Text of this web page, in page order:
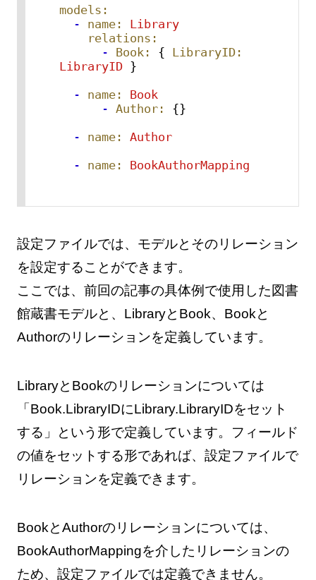
models:
-
name:
Library
relations:
-
Book: { LibraryID:
LibraryID }
-
name:
Book
- Author:
{}
-
name:
Author
-
name: BookAuthorMapping
設定ファイルでは、モデルとそのリレーション
を設定することができます。
ここでは、前回の記事の具体例で使用した図書
館蔵書モデルと、LibraryとBook、Bookと
Authorのリレーションを定義しています。
LibraryとBookのリレーションについては
「Book.LibraryIDにLibrary.LibraryIDをセット
する」という形で定義しています。フィールド
の値をセットする形であれば、設定ファイルで
リレーションを定義できます。
BookとAuthorのリレーションについては、
BookAuthorMappingを介したリレーションの
ため、設定ファイルでは定義できません。